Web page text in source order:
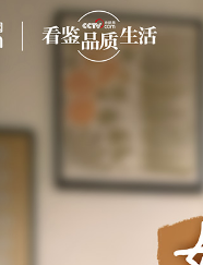
片库 热播榜